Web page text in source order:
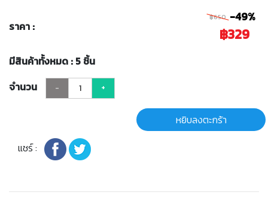
ราคา :
฿650 -49%
฿329
มีสินค้าทั้งหมด : 5 ชิ้น
จำนวน
- +
หยิบลงตะกร้า
แชร์ :